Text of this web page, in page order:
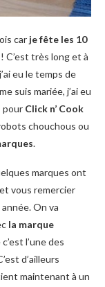
car je fête les 10
C’est très long et à
eu le temps de
suis mariée, j’ai eu
pour Click n’ Cook
chouchous ou
.
marques ont
vous remercier
On va
la marque
l’une des
d’ailleurs
maintenant à un